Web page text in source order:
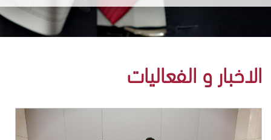
الاخبار و الفعاليات